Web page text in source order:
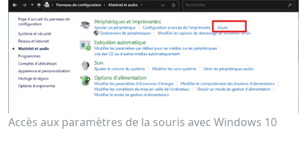
Accès aux paramètres de la souris avec Windows 10